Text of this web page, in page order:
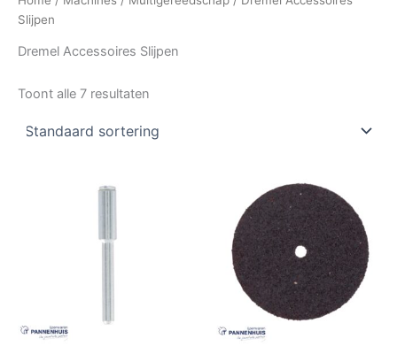
Slijpen
Dremel Accessoires Slijpen
Toont alle 7 resultaten